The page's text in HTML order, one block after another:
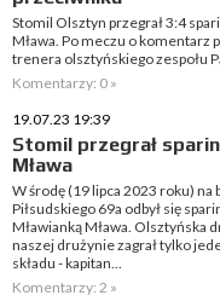
Stomil Olsztyn przegrał 3:4
Mława. Po meczu o komentarz
trenera olsztyńskiego zespołu
Komentarzy: 0 »
19.07.23 19:39
Stomil przegrał
Mława
W środę (19 lipca 2023 roku) na
Piłsudskiego 69a odbył się
Mławianką Mława. Olsztyńska
naszej drużynie zagrał tylko
składu - kapitan...
Komentarzy: 2 »